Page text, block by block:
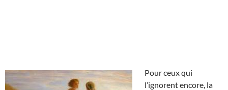
Pour ceux qui
l’ignorent encore, la